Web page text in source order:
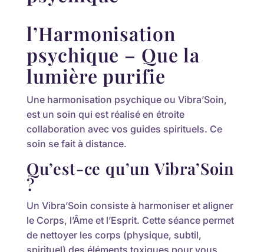
l’Harmonisation
psychique – Que la
lumière purifie
Une harmonisation psychique ou Vibra’Soin,
est un soin qui est réalisé en étroite
collaboration avec vos guides spirituels. Ce
soin se fait à distance.
Qu’est-ce qu’un Vibra’Soin
?
Un Vibra’Soin consiste à harmoniser et aligner
le Corps, l’Âme et l’Esprit. Cette séance permet
de nettoyer les corps (physique, subtil,